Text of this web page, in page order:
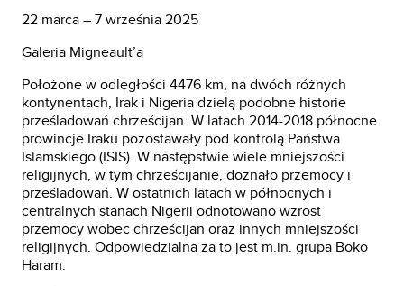
22 marca – 7 września 2025
Galeria Migneault’a
Położone w odległości 4476 km, na dwóch różnych
kontynentach, Irak i Nigeria dzielą podobne historie
prześladowań chrześcijan. W latach 2014-2018 północne
prowincje Iraku pozostawały pod kontrolą Państwa
Islamskiego (ISIS). W następstwie wiele mniejszości
religijnych, w tym chrześcijanie, doznało przemocy i
prześladowań. W ostatnich latach w północnych i
centralnych stanach Nigerii odnotowano wzrost
przemocy wobec chrześcijan oraz innych mniejszości
religijnych. Odpowiedzialna za to jest m.in. grupa Boko
Haram.